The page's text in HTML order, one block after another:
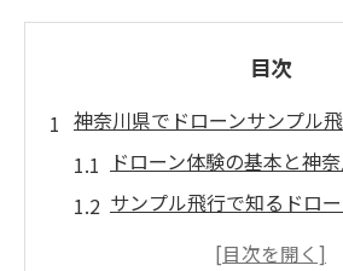
目次
神奈川県でドローンサンプル
ドローン体験の基本と神
サンプル飛行で知るドロ
神奈川県で安全にドロー